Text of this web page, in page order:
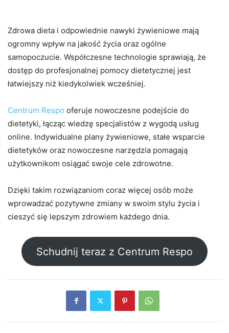
Zdrowa dieta i odpowiednie nawyki żywieniowe mają
ogromny wpływ na jakość życia oraz ogólne
samopoczucie. Współczesne technologie sprawiają, że
dostęp do profesjonalnej pomocy dietetycznej jest
łatwiejszy niż kiedykolwiek wcześniej.
Centrum Respo oferuje nowoczesne podejście do
dietetyki, łącząc wiedzę specjalistów z wygodą usług
online. Indywidualne plany żywieniowe, stałe wsparcie
dietetyków oraz nowoczesne narzędzia pomagają
użytkownikom osiągać swoje cele zdrowotne.
Dzięki takim rozwiązaniom coraz więcej osób może
wprowadzać pozytywne zmiany w swoim stylu życia i
cieszyć się lepszym zdrowiem każdego dnia.
Schudnij teraz z Centrum Respo